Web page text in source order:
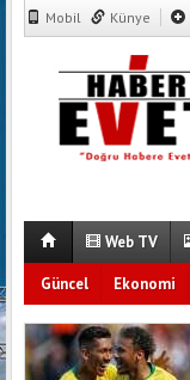
Mobil Künye
Web TV
Güncel Ekonomi